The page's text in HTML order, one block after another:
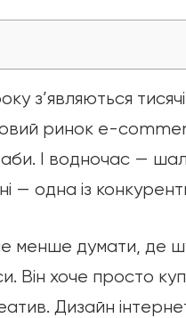
з’являються
ринок e-
І водночас —
— одна із
менше думати, де
Він хоче просто
Дизайн